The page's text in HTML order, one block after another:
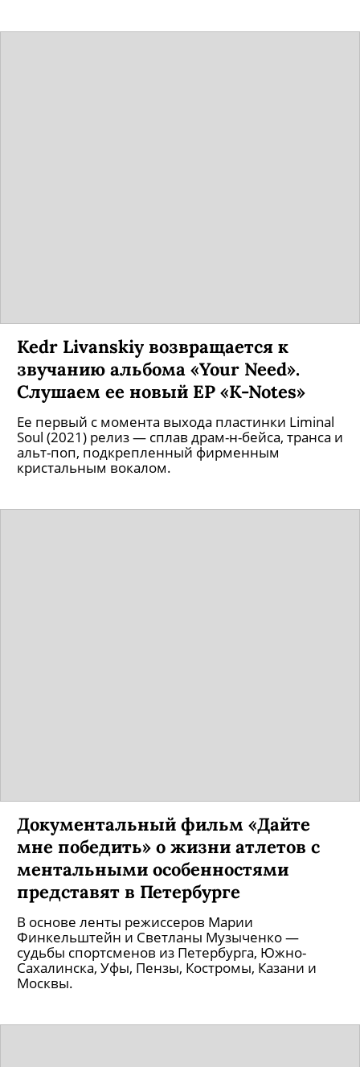
Kedr Livanskiy возвращается к
звучанию альбома «Your Need».
Слушаем ее новый EP «K-Notes»
Ее первый с момента выхода пластинки Liminal
Soul (2021) релиз — сплав драм-н-бейса, транса и
альт-поп, подкрепленный фирменным
кристальным вокалом.
Документальный фильм «Дайте
мне победить» о жизни атлетов с
ментальными особенностями
представят в Петербурге
В основе ленты режиссеров Марии
Финкельштейн и Светланы Музыченко —
судьбы спортсменов из Петербурга, Южно-
Сахалинска, Уфы, Пензы, Костромы, Казани и
Москвы.